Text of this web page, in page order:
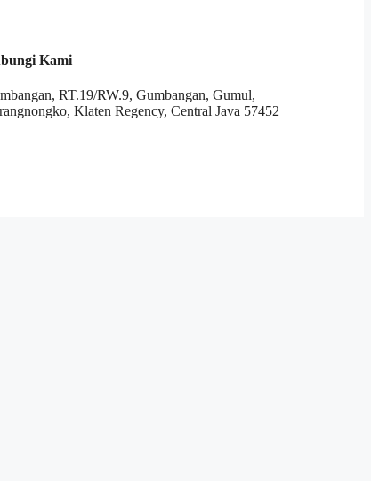
Kami
RT.19/RW.9, Gumbangan, Gumul,
Klaten Regency, Central Java 57452